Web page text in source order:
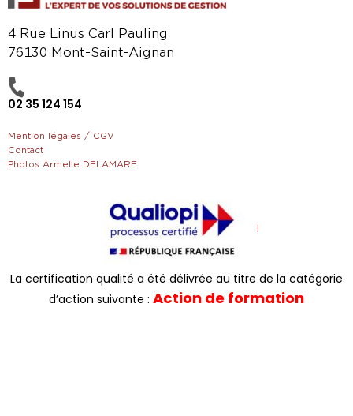
4 Rue Linus Carl Pauling
76130 Mont-Saint-Aignan
02 35 124 154
Mention légales / CGV
Contact
Photos Armelle DELAMARE
La certification qualité a été délivrée au titre de la catégorie
d’action suivante : Action de formation